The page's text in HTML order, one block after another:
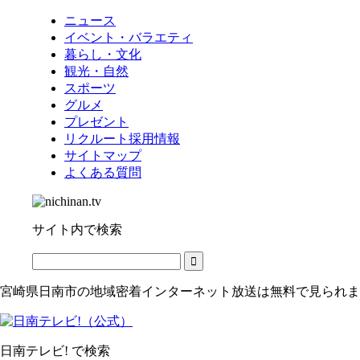
ニュース
イベント・バラエティ
暮らし・文化
観光・自然
スポーツ
グルメ
プレゼント
リクルート採用情報
サイトマップ
よくある質問
サイト内で検索
宮崎県日南市の地域密着インターネット放送は無料で見られ
日南テレビ! で検索